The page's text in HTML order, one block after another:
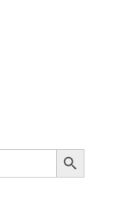
Search Button